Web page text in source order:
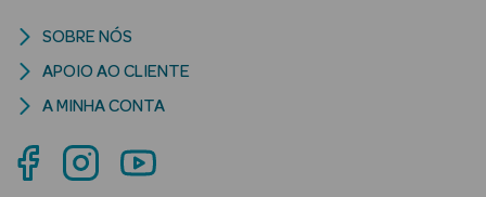
Corpo
Rosto
Lábios
SOBRE NÓS
APOIO AO CLIENTE
A MINHA CONTA